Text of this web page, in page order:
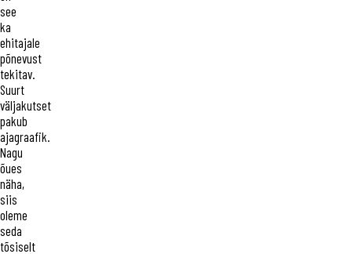
see
ka
ehitajale
põnevust
tekitav.
Suurt
väljakutset
pakub
ajagraafik.
Nagu
õues
näha,
siis
oleme
seda
tõsiselt